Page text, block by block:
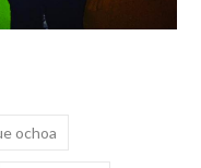
ochoa